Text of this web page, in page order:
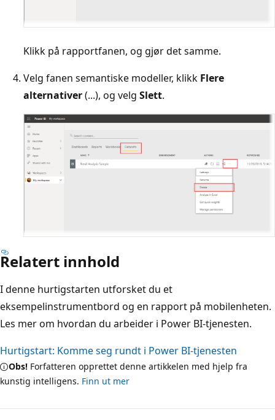
Klikk på rapportfanen, og gjør det samme.
Velg fanen semantiske modeller, klikk Flere
alternativer(...), og velg Slett.
Relatert innhold
I denne hurtigstarten utforsket du et
eksempelinstrumentbord og en rapport på mobilenheten.
Les mer om hvordan du arbeider i Power BI-tjenesten.
Hurtigstart: Komme seg rundt i Power BI-tjenesten
Obs! Forfatteren opprettet denne artikkelen med hjelp fra
kunstig intelligens. Finn ut mer